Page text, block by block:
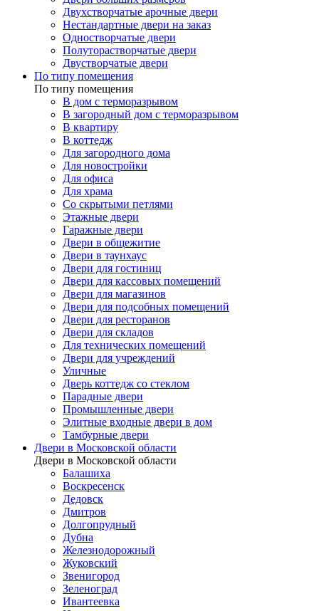
Двухстворчатые арочные двери
Нестандартные двери на заказ
Одностворчатые двери
Полуторастворчатые двери
Двустворчатые двери
По типу помещения
По типу помещения
В дом с терморазрывом
В загородный дом с терморазрывом
В квартиру
В коттедж
Для загородного дома
Для новостройки
Для офиса
Для храма
Со скрытыми петлями
Этажные двери
Гаражные двери
Двери в общежитие
Двери в таунхаус
Двери для гостиниц
Двери для кассовых помещений
Двери для магазинов
Двери для подсобных помещений
Двери для ресторанов
Двери для складов
Для технических помещений
Двери для учреждений
Уличные
Дверь коттедж со стеклом
Парадные двери
Промышленные двери
Элитные входные двери в дом
Тамбурные двери
Двери в Московской области
Двери в Московской области
Балашиха
Воскресенск
Дедовск
Дмитров
Долгопрудный
Дубна
Железнодорожный
Жуковский
Звенигород
Зеленоград
Ивантеевка